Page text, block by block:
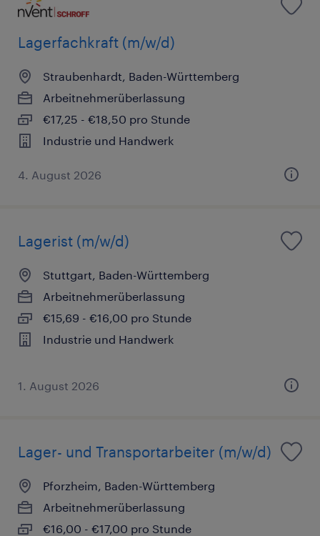
Lagerfachkraft (m/w/d)
Straubenhardt, Baden-Württemberg
Arbeitnehmerüberlassung
€17,25 - €18,50 pro Stunde
Industrie und Handwerk
4. August 2026
Lagerist (m/w/d)
Stuttgart, Baden-Württemberg
Arbeitnehmerüberlassung
€15,69 - €16,00 pro Stunde
Industrie und Handwerk
1. August 2026
Lager- und Transportarbeiter (m/w/d)
Pforzheim, Baden-Württemberg
Arbeitnehmerüberlassung
€16,00 - €17,00 pro Stunde